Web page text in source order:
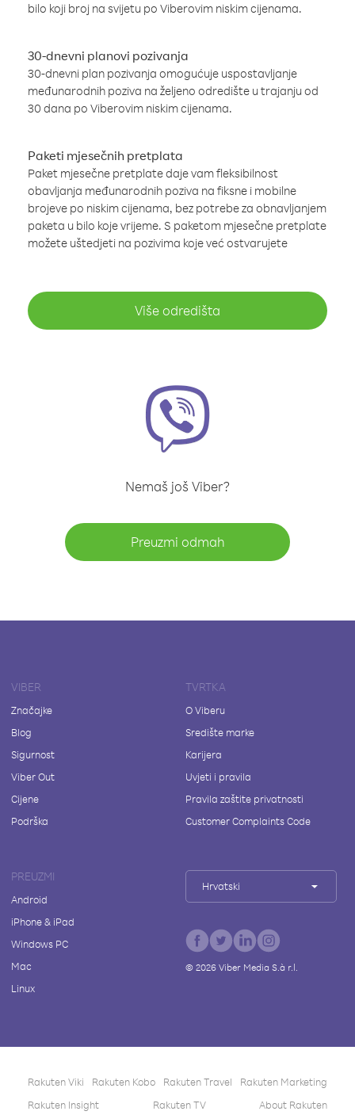
bilo koji broj na svijetu po Viberovim niskim cijenama.
30-dnevni planovi pozivanja
30-dnevni plan pozivanja omogućuje uspostavljanje
međunarodnih poziva na željeno odredište u trajanju od
30 dana po Viberovim niskim cijenama.
Paketi mjesečnih pretplata
Paket mjesečne pretplate daje vam fleksibilnost
obavljanja međunarodnih poziva na fiksne i mobilne
brojeve po niskim cijenama, bez potrebe za obnavljanjem
paketa u bilo koje vrijeme. S paketom mjesečne pretplate
možete uštedjeti na pozivima koje već ostvarujete
Više odredišta
Nemaš još Viber?
Preuzmi odmah
VIBER
Značajke
Blog
Sigurnost
Viber Out
Cijene
Podrška
TVRTKA
O Viberu
Središte marke
Karijera
Uvjeti i pravila
Pravila zaštite privatnosti
Customer Complaints Code
PREUZMI
Android
iPhone & iPad
Windows PC
Mac
Linux
Hrvatski
© 2026Viber Media S.à r.l.
Rakuten Viki Rakuten Kobo Rakuten Travel
Rakuten Marketing
Rakuten Insight
Rakuten TV About Rakuten